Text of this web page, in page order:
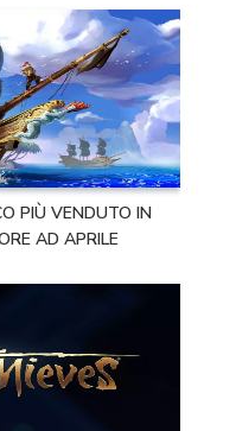
PIÙ VENDUTO IN
AD APRILE